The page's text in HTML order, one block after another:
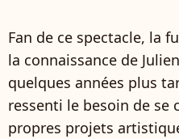
Fan de ce spectacle, la
la connaissance de
quelques années plus
ressenti le besoin de se
propres projets